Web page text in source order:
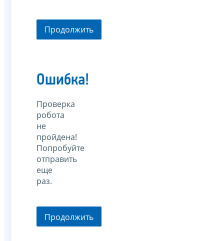
Продолжить
Ошибка!
Проверка
робота
не
пройдена!
Попробуйте
отправить
еще
раз.
Продолжить